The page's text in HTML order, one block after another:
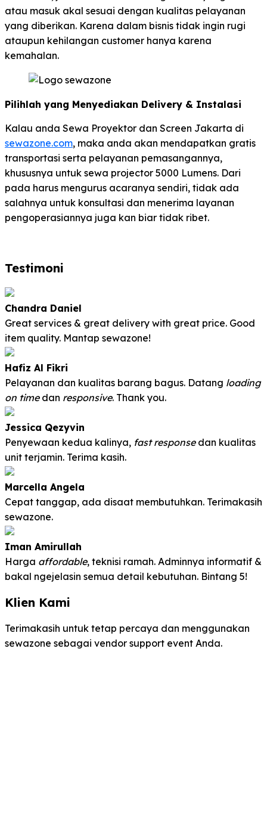
atau masuk akal sesuai dengan kualitas pelayanan
yang diberikan. Karena dalam bisnis tidak ingin rugi
ataupun kehilangan customer hanya karena
kemahalan.
Pilihlah yang Menyediakan Delivery & Instalasi
Kalau anda Sewa Proyektor dan Screen Jakarta di
sewazone.com, maka anda akan mendapatkan gratis
transportasi serta pelayanan pemasangannya,
khususnya untuk sewa projector 5000 Lumens. Dari
pada harus mengurus acaranya sendiri, tidak ada
salahnya untuk konsultasi dan menerima layanan
pengoperasiannya juga kan biar tidak ribet.
Testimoni
Chandra Daniel
Great services & great delivery with great price. Good
item quality. Mantap sewazone!
Hafiz Al Fikri
Pelayanan dan kualitas barang bagus. Datang loading
on timedan responsive. Thank you.
Jessica Qezyvin
Penyewaan kedua kalinya, fast responsedan kualitas
unit terjamin. Terima kasih.
Marcella Angela
Cepat tanggap, ada disaat membutuhkan. Terimakasih
sewazone.
Iman Amirullah
Harga affordable, teknisi ramah. Adminnya informatif &
bakal ngejelasin semua detail kebutuhan. Bintang 5!
Klien Kami
Terimakasih untuk tetap percaya dan menggunakan
sewazone sebagai vendor support event Anda.